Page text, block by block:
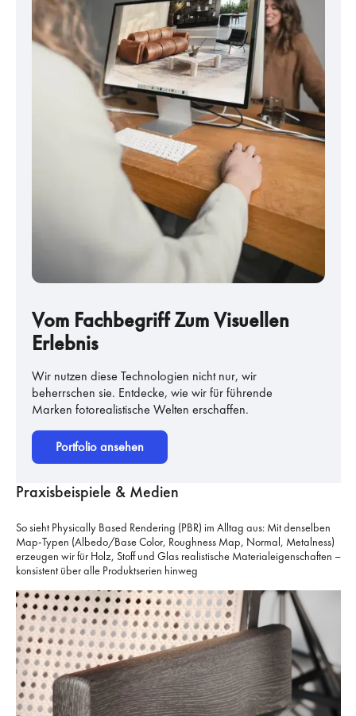
Vom Fachbegriff Zum Visuellen
Erlebnis
Wir nutzen diese Technologien nicht nur, wir
beherrschen sie. Entdecke, wie wir für führende
Marken fotorealistische Welten erschaffen.
Portfolio ansehen
Praxisbeispiele & Medien
So sieht Physically Based Rendering (PBR) im Alltag aus: Mit denselben
Map-Typen (Albedo/Base Color, Roughness Map, Normal, Metalness)
erzeugen wir für Holz, Stoff und Glas realistische Materialeigenschaften –
konsistent über alle Produktserien hinweg